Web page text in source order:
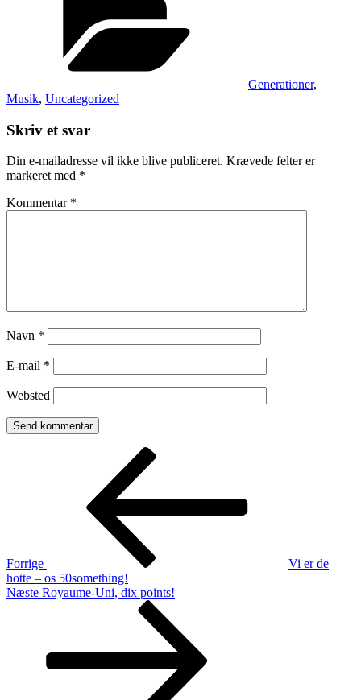
Generationer,
Musik, Uncategorized
Skriv et svar
Din e-mailadresse vil ikke blive publiceret. Krævede felter er
markeret med *
Kommentar *
Navn *
E-mail *
Websted
Indlægsnavigation
Forrige
Vi er de
hotte – os 50something!
Næste
Næste Royaume-Uni, dix points!